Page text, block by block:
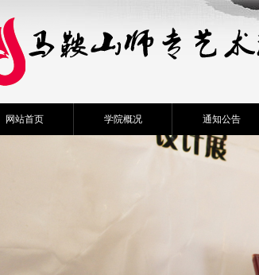
网站首页 学院概况 通知公告